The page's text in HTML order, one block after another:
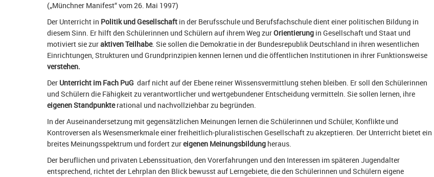
(„Münchner Manifest“ vom 26. Mai 1997)
Der Unterricht in Politik und Gesellschaft in der Berufsschule und Berufsfachschule dient einer politischen Bildung in
diesem Sinn. Er hilft den Schülerinnen und Schülern auf ihrem Weg zurOrientierung in Gesellschaft und Staat und
motiviert sie zuraktiven Teilhabe. Sie sollen die Demokratie in der Bundesrepublik Deutschland in ihren wesentlichen
Einrichtungen, Strukturen und Grundprinzipien kennen lernen und die öffentlichen Institutionen in ihrer Funktionsweise
verstehen.
Der Unterricht im Fach PuG darf nicht auf der Ebene reiner Wissensvermittlung stehen bleiben. Er soll den Schülerinnen
und Schülern die Fähigkeit zu verantwortlicher und wertgebundener Entscheidung vermitteln. Sie sollen lernen, ihre
eigenen Standpunkterational und nachvollziehbar zu begründen.
In der Auseinandersetzung mit gegensätzlichen Meinungen lernen die Schülerinnen und Schüler, Konflikte und
Kontroversen als Wesensmerkmale einer freiheitlich-pluralistischen Gesellschaft zu akzeptieren. Der Unterricht bietet ein
breites Meinungsspektrum und fordert zureigenen Meinungsbildung heraus.
Der beruflichen und privaten Lebenssituation, den Vorerfahrungen und den Interessen im späteren Jugendalter
entsprechend, richtet der Lehrplan den Blick bewusst auf Lerngebiete, die den Schülerinnen und Schülern eigene